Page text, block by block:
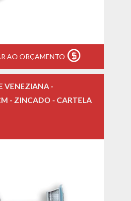
AO ORÇAMENTO
VENEZIANA -
- ZINCADO - CARTELA